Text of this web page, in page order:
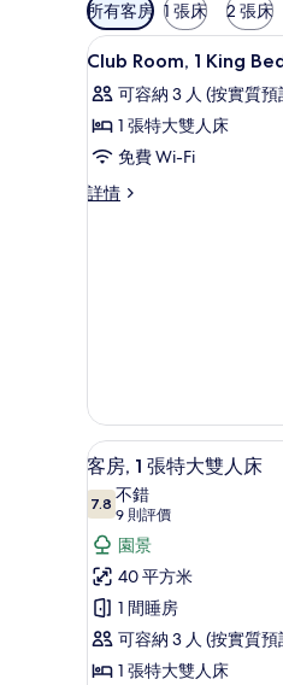
用
嘅
客
房
篩
選
條
所有客房 1 張床 2 張床
載
入
所
有
Club
Room,
片
11
Club Room, 1 King
可容納 3 人 (按實質
1 張特大雙人床
免費 Wi-Fi
詳情
Club
載
入
所
有
客
房,
1
張
8
客房, 1 張特大雙人床
7.87.8 分，滿分 10 分
不錯
9 則評價
(9
則
評
價)
園景
40 平方米
1 間睡房
可容納 3 人 (按實質
1 張特大雙人床